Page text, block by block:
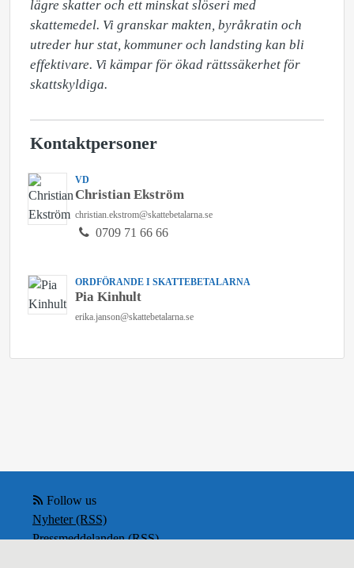
lägre skatter och ett minskat slöseri med
skattemedel. Vi granskar makten, byråkratin och
utreder hur stat, kommuner och landsting kan bli
effektivare. Vi kämpar för ökad rättssäkerhet för
skattskyldiga.
Kontaktpersoner
VD
Christian Ekström
christian.ekstrom@skattebetalarna.se
0709 71 66 66
ORDFÖRANDE I SKATTEBETALARNA
Pia Kinhult
erika.janson@skattebetalarna.se
Follow us
Nyheter (RSS)
Pressmeddelanden (RSS)